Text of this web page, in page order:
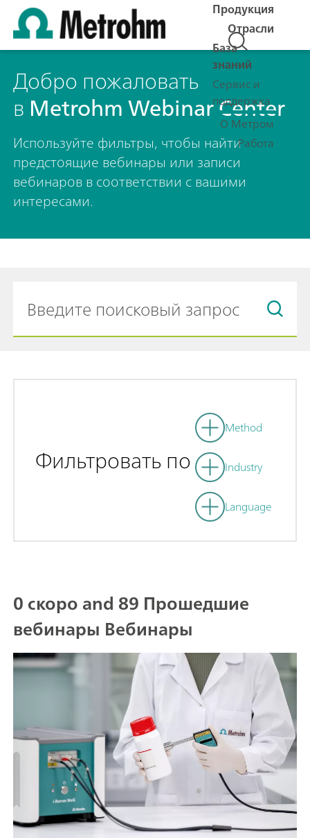
Продукция
Отрасли
База
знаний
Сервис и
поддержка
О Метром
Работа
Добро пожаловать
в Metrohm Webinar Center
Используйте фильтры, чтобы найти
предстоящие вебинары или записи
вебинаров в соответствии с вашими
интересами.
Фильтровать по
Method
Industry
Language
0 скоро and 89 Прошедшие
вебинары Вебинары